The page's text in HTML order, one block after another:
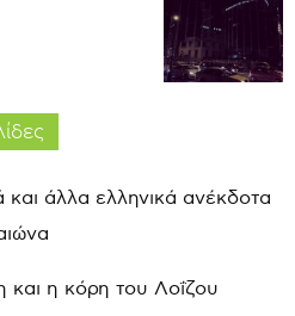
και άλλα ελληνικά ανέκδοτα
και η κόρη του Λοΐζου